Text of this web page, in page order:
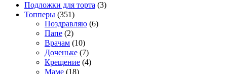
Подложки для торта (3)
Топперы (351)
Поздравляю (6)
Папе (2)
Врачам (10)
Доченьке (7)
Крещение (4)
Маме (18)